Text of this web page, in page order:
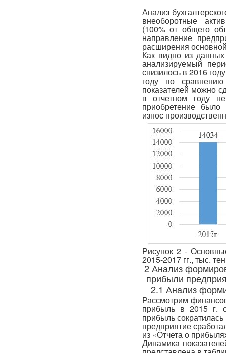
Анализ
внеоборотные
(100% от общего
направление
расширения
Как видно из
анализируемый
снизилось в 2016
году по
показателей можно
в отчетном году
приобретение было
износ
Рисунок 2 -
2015-2017 гг., тыс.
2 Анализ
прибыли
2.1 Анализ
Рассмотрим
прибыль в 2015 г.
прибыль
предприятие
из «Отчета о
Динамика